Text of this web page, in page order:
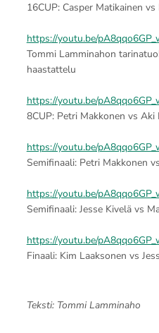
16CUP: Casper Matikainen
https://youtu.be/
Tommi Lamminahon
haastattelu
https://youtu.be/
8CUP: Petri Makkonen vs Aki
https://youtu.be/
Semifinaali: Petri Makkonen
https://youtu.be/
Semifinaali: Jesse Kivelä vs
https://youtu.be/
Finaali: Kim Laaksonen vs
Teksti: Tommi Lamminaho